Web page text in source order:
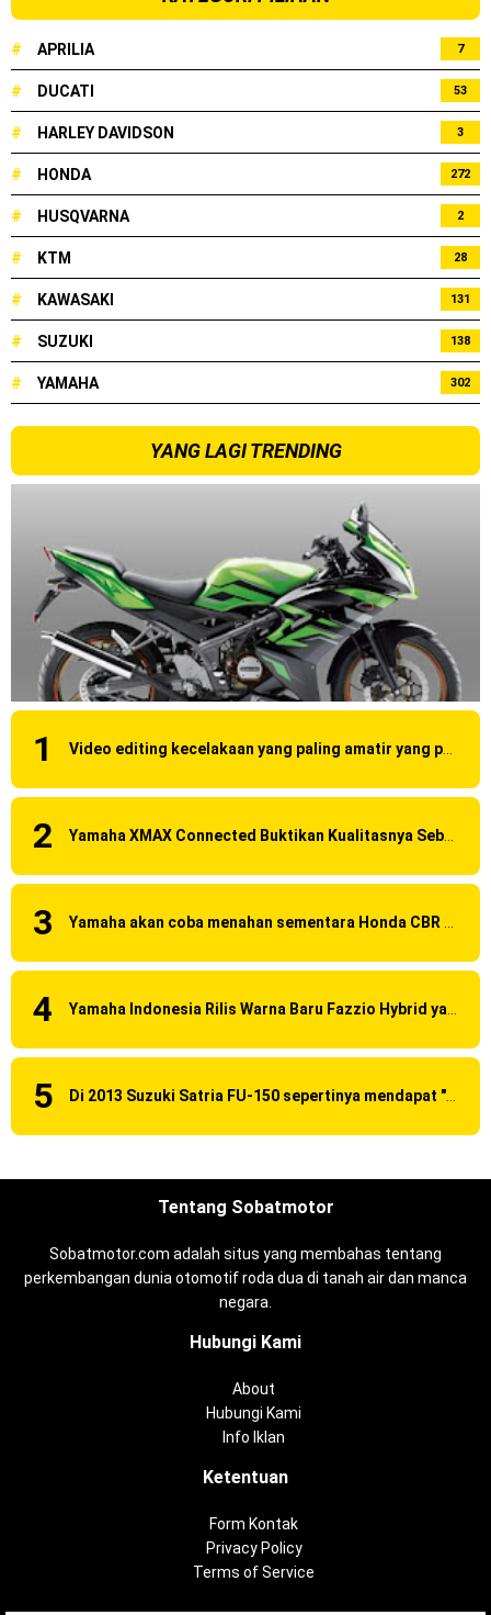
# APRILIA 7
# DUCATI 53
# HARLEY DAVIDSON 3
# HONDA 272
# HUSQVARNA 2
# KTM 28
# KAWASAKI 131
# SUZUKI 138
# YAMAHA 302
YANG LAGI TRENDING
Video editing kecelakaan yang paling amatir yang pernah ane liat!
Yamaha XMAX Connected Buktikan Kualitasnya Sebagai Skutik Terbaik di Level Tertinggi
Yamaha akan coba menahan sementara Honda CBR 150R Facelift 2016 dengan menggunakan Yamaha R15 Suspensi OHLINS ?
Yamaha Indonesia Rilis Warna Baru Fazzio Hybrid yang lebih Eye Catchy & Kece Abis
Di 2013 Suzuki Satria FU-150 sepertinya mendapat "revisi" pada headlamp
Tentang Sobatmotor
Sobatmotor.com adalah situs yang membahas tentang
perkembangan dunia otomotif roda dua di tanah air dan manca
negara.
Hubungi Kami
About
Hubungi Kami
Info Iklan
Ketentuan
Form Kontak
Privacy Policy
Terms of Service